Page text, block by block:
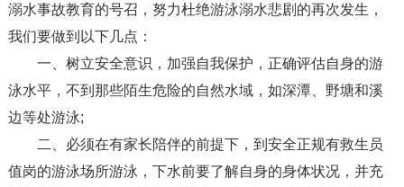
溺水事故教育的号召，努力杜绝游泳溺水悲剧的再次发生，
我们要做到以下几点：
一、树立安全意识，加强自我保护，正确评估自身的游
泳水平，不到那些陌生危险的自然水域，如深潭、野塘和溪
边等处游泳;
二、必须在有家长陪伴的前提下，到安全正规有救生员
值岗的游泳场所游泳，下水前要了解自身的身体状况，并充